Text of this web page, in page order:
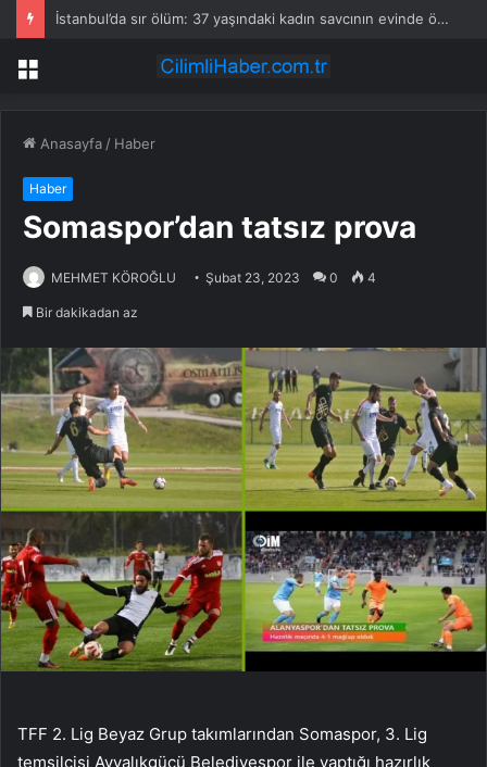
İstanbul’da sır ölüm: 37 yaşındaki kadın savcının evinde ölü bulundu!
Menü
Anasayfa / Haber
Haber
Somaspor’dan tatsız prova
MEHMET KÖROĞLU Şubat 23, 2023 0 4
Bir dakikadan az
TFF 2. Lig Beyaz Grup takımlarından Somaspor, 3. Lig
temsilcisi Ayvalıkgücü Belediyespor ile yaptığı hazırlık